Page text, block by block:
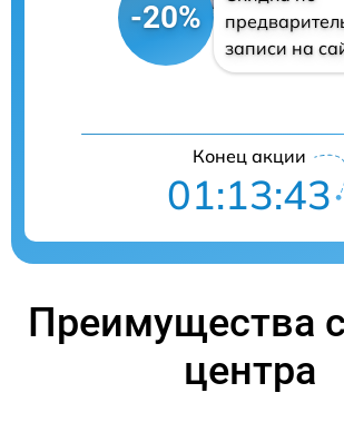
-20%
записи на
Конец акции
01:13:42
Преимущества
центра